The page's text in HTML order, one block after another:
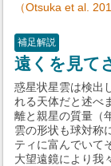
（Otsuka et al.
補足解説
遠くを見て
惑星状星雲は検出
れる天体だと述べ
離と親星の質量（
雲の形状も球対称
ティに富んでいて
大望遠鏡により我